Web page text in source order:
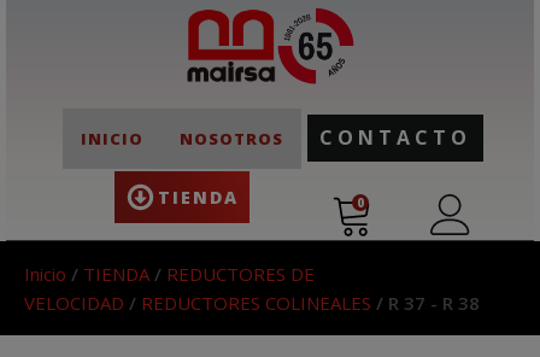
INICIO NOSOTROS
TIENDA
CONTACTO
0
Inicio / TIENDA / REDUCTORES DE
VELOCIDAD / REDUCTORES COLINEALES / R 37 - R 38